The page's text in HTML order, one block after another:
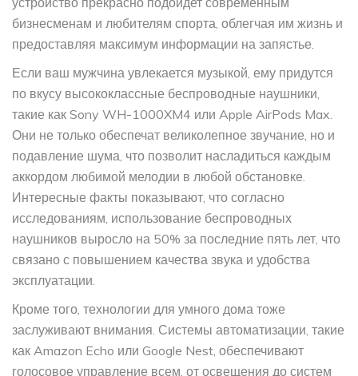
бизнесменам и любителям спорта, облегчая им жизнь и
предоставляя максимум информации на запястье.
Если ваш мужчина увлекается музыкой, ему придутся
по вкусу высококлассные беспроводные наушники,
такие как Sony WH-1000XM4 или Apple AirPods Max.
Они не только обеспечат великолепное звучание, но и
подавление шума, что позволит насладиться каждым
аккордом любимой мелодии в любой обстановке.
Интересные факты показывают, что согласно
исследованиям, использование беспроводных
наушников выросло на 50% за последние пять лет, что
связано с повышением качества звука и удобства
эксплуатации.
Кроме того, технологии для умного дома тоже
заслуживают внимания. Системы автоматизации, такие
как Amazon Echo или Google Nest, обеспечивают
голосовое управление всем, от освещения до систем